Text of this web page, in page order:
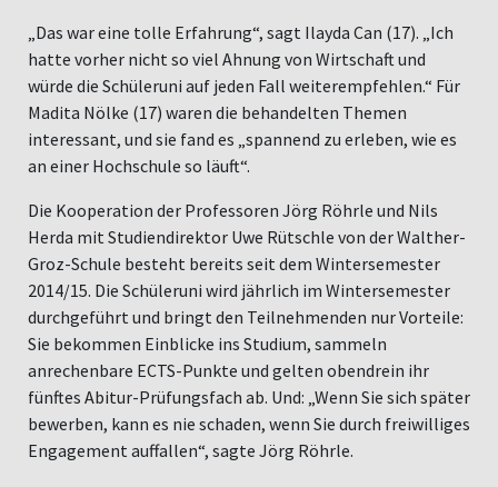
„Das war eine tolle Erfahrung“, sagt Ilayda Can (17). „Ich
hatte vorher nicht so viel Ahnung von Wirtschaft und
würde die Schüleruni auf jeden Fall weiterempfehlen.“ Für
Madita Nölke (17) waren die behandelten Themen
interessant, und sie fand es „spannend zu erleben, wie es
an einer Hochschule so läuft“.
Die Kooperation der Professoren Jörg Röhrle und Nils
Herda mit Studiendirektor Uwe Rütschle von der Walther-
Groz-Schule besteht bereits seit dem Wintersemester
2014/15. Die Schüleruni wird jährlich im Wintersemester
durchgeführt und bringt den Teilnehmenden nur Vorteile:
Sie bekommen Einblicke ins Studium, sammeln
anrechenbare ECTS-Punkte und gelten obendrein ihr
fünftes Abitur-Prüfungsfach ab. Und: „Wenn Sie sich später
bewerben, kann es nie schaden, wenn Sie durch freiwilliges
Engagement auffallen“, sagte Jörg Röhrle.